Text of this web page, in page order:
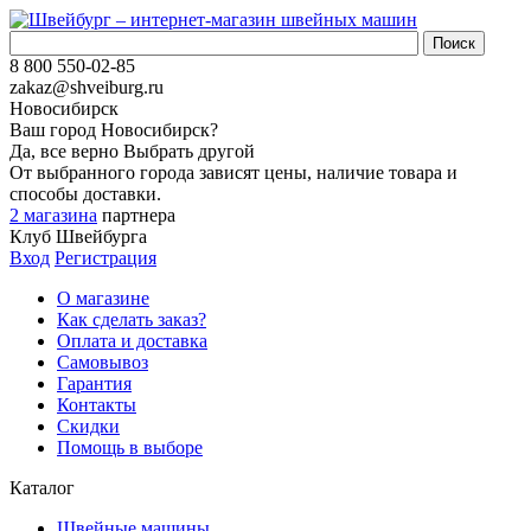
8 800 550-02-85
zakaz@shveiburg.ru
Новосибирск
Ваш город Новосибирск?
Да, все верно Выбрать другой
От выбранного города зависят цены, наличие товара и
способы доставки.
2 магазина партнера
Клуб Швейбурга
Вход Регистрация
О магазине
Как сделать заказ?
Оплата и доставка
Самовывоз
Гарантия
Контакты
Скидки
Помощь в выборе
Каталог